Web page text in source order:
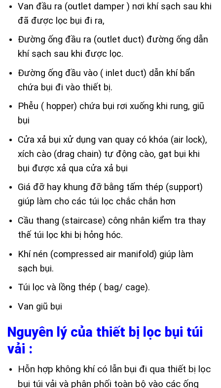
Van đầu ra (outlet damper ) nơi khí sạch sau khi
đã được lọc bụi đi ra,
Đường ống đầu ra (outlet duct) đường ống dẫn
khí sạch sau khi được lọc.
Đường ống đầu vào ( inlet duct) dẫn khí bẩn
chứa bụi đi vào thiết bị.
Phễu ( hopper) chứa bụi rơi xuống khi rung, giũ
bụi
Cửa xả bụi xử dụng van quay có khóa (air lock),
xích cào (drag chain) tự động cào, gạt bụi khi
bụi được xả qua cửa xả bụi
Giá đỡ hay khung đỡ bằng tấm thép (support)
giúp làm cho các túi lọc chắc chắn hơn
Cầu thang (staircase) công nhân kiểm tra thay
thế túi lọc khi bị hỏng hóc.
Khí nén (compressed air manifold) giúp làm
sạch bụi.
Túi lọc và lồng thép ( bag/ cage).
Van giũ bụi
Nguyên lý của thiết bị lọc bụi túi
vải :
Hỗn hợp không khí có lẫn bụi đi qua thiết bị lọc
bụi túi vải và phân phối toàn bộ vào các ống